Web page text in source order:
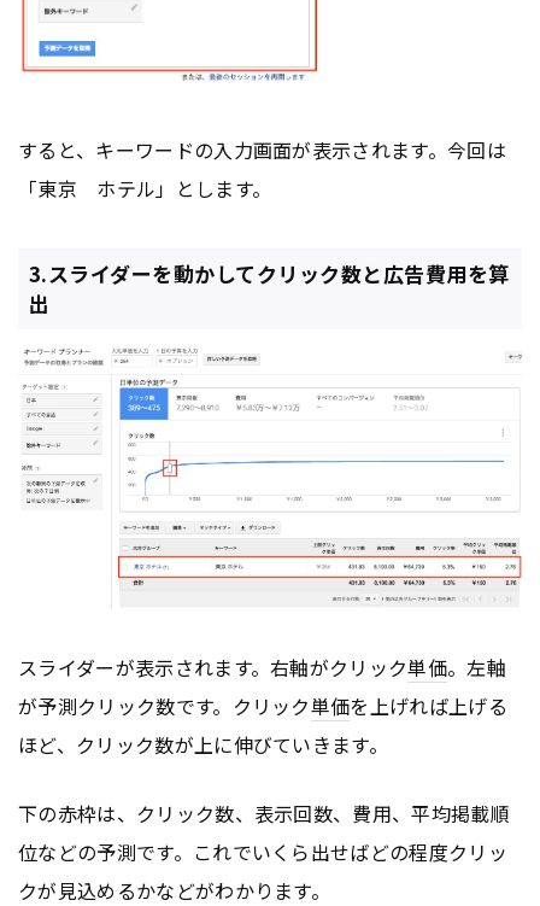
すると、キーワードの入力画面が表示されます。今回は
「東京 ホテル」とします。
3.スライダーを動かしてクリック数と広告費用を算
出
スライダーが表示されます。右軸がクリック単価。左軸
が予測クリック数です。クリック単価を上げれば上げる
ほど、クリック数が上に伸びていきます。
下の赤枠は、クリック数、表示回数、費用、平均掲載順
位などの予測です。これでいくら出せばどの程度クリッ
クが見込めるかなどがわかります。